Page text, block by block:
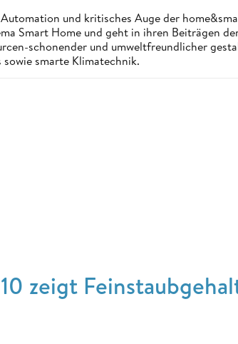
und kritisches Auge der
Smart Home und geht in ihren Beiträgen
schonender und umweltfreundlicher
smarte Klimatechnik.
zeigt